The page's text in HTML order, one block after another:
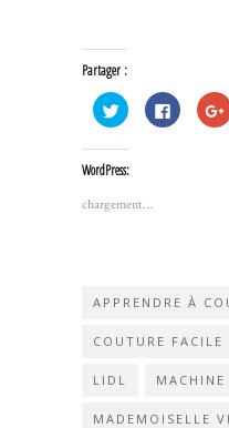
Partager :
Cliquez
pour
partager
sur
dans
nouvelle
fenêtre)
Cliquez
pour
partager
WordPress:
chargement…
APPRENDRE À
COUTURE FACILE
LIDL
MADEMOISELLE